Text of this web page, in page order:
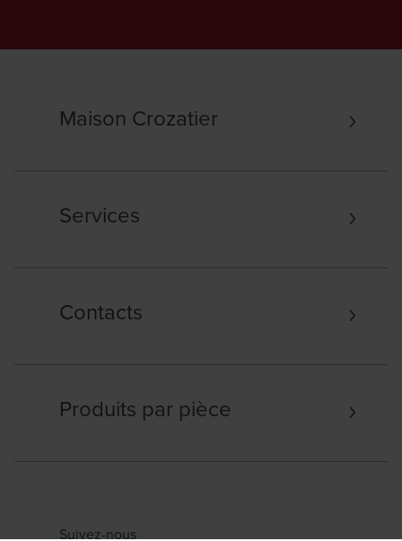
Maison Crozatier
Services
Contacts
Produits par pièce
Suivez-nous